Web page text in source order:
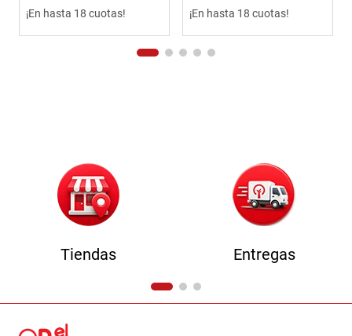
¡En hasta 18 cuotas! ¡En hasta 18 cuotas!
Tiendas Entregas